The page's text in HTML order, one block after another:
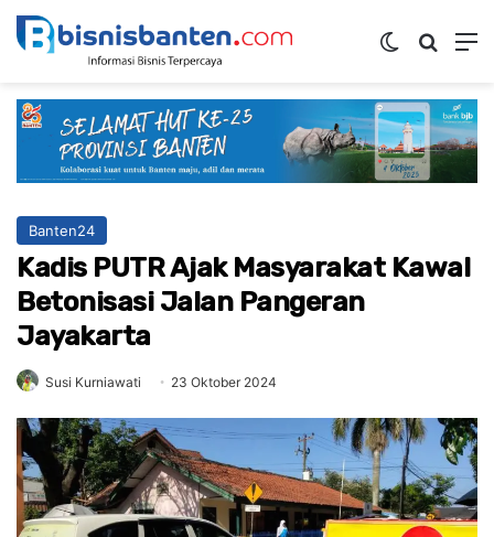
Switch skin
Banten24
Kadis PUTR Ajak Masyarakat Kawal
Betonisasi Jalan Pangeran
Jayakarta
Susi Kurniawati 23 Oktober 2024